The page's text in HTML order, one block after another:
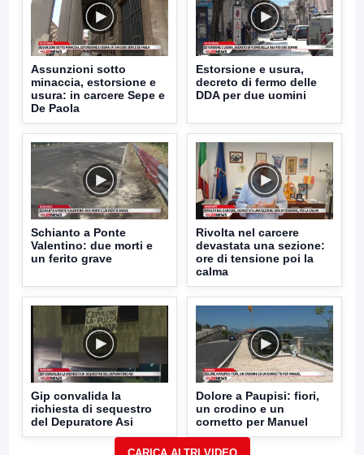
Assunzioni sotto
minaccia, estorsione e
usura: in carcere Sepe e
De Paola
Estorsione e usura,
decreto di fermo delle
DDA per due uomini
Schianto a Ponte
Valentino: due morti e
un ferito grave
Rivolta nel carcere
devastata una sezione:
ore di tensione poi la
calma
Gip convalida la
richiesta di sequestro
del Depuratore Asi
Dolore a Paupisi: fiori,
un crodino e un
cornetto per Manuel